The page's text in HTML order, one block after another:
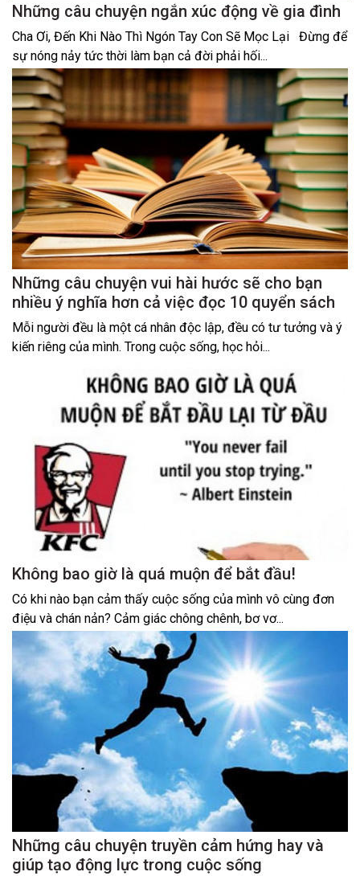
Những câu chuyện ngắn xúc động về gia đình
Cha Ơi, Đến Khi Nào Thì Ngón Tay Con Sẽ Mọc Lại Đừng để
sự nóng nảy tức thời làm bạn cả đời phải hối...
Những câu chuyện vui hài hước sẽ cho bạn
nhiều ý nghĩa hơn cả việc đọc 10 quyển sách
Mỗi người đều là một cá nhân độc lập, đều có tư tưởng và ý
kiến riêng của mình. Trong cuộc sống, học hỏi...
Không bao giờ là quá muộn để bắt đầu!
Có khi nào bạn cảm thấy cuộc sống của mình vô cùng đơn
điệu và chán nản? Cảm giác chông chênh, bơ vơ...
Những câu chuyện truyền cảm hứng hay và
giúp tạo động lực trong cuộc sống